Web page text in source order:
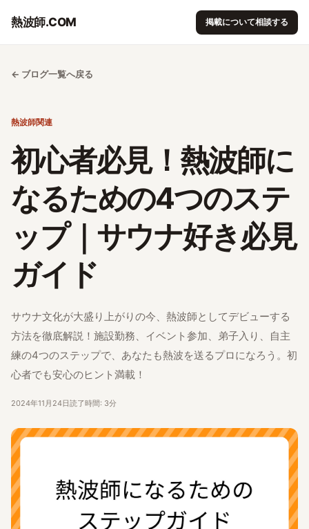
熱波師.COM 掲載について相談する
← ブログ一覧へ戻る
熱波師関連
初心者必見！熱波師に
なるための4つのステ
ップ｜サウナ好き必見
ガイド
サウナ文化が大盛り上がりの今、熱波師としてデビューする
方法を徹底解説！施設勤務、イベント参加、弟子入り、自主
練の4つのステップで、あなたも熱波を送るプロになろう。初
心者でも安心のヒント満載！
2024年11月24日読了時間: 3分